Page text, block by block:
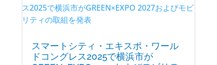
スマートシティ・エキスポ・ワール
ドコングレス2025で横浜市が